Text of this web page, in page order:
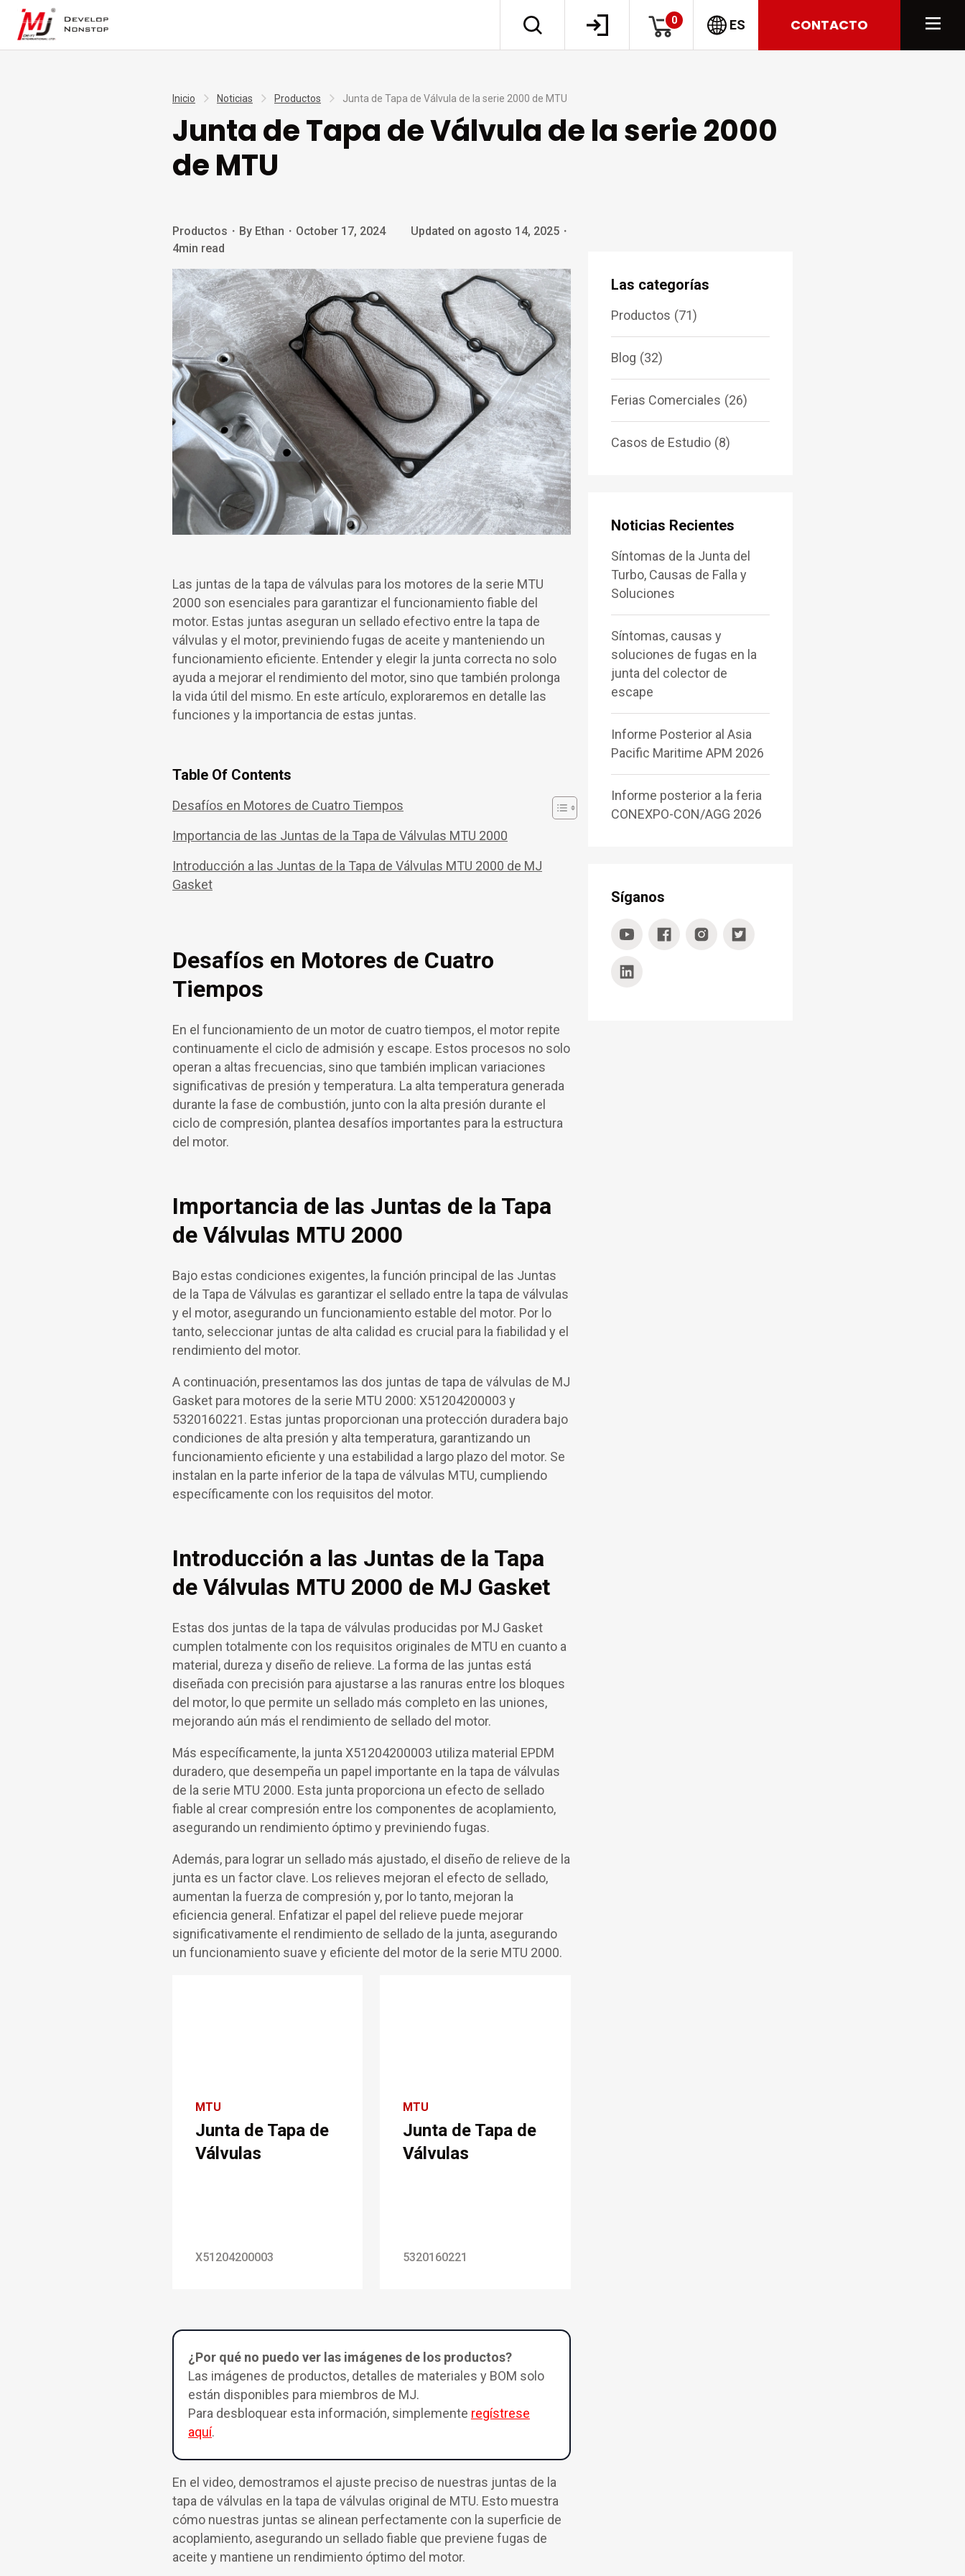
0 ES CONTACTO
Inicio Noticias Productos Junta de Tapa de Válvula de la serie 2000 de MTU
Junta de Tapa de Válvula de la serie 2000
de MTU
Productos ・ By Ethan ・ October 17, 2024 Updated on agosto 14, 2025・
4min read
Las juntas de la tapa de válvulas para los motores de la serie MTU
2000 son esenciales para garantizar el funcionamiento fiable del
motor. Estas juntas aseguran un sellado efectivo entre la tapa de
válvulas y el motor, previniendo fugas de aceite y manteniendo un
funcionamiento eficiente. Entender y elegir la junta correcta no solo
ayuda a mejorar el rendimiento del motor, sino que también prolonga
la vida útil del mismo. En este artículo, exploraremos en detalle las
funciones y la importancia de estas juntas.
Table Of Contents
Desafíos en Motores de Cuatro Tiempos
Importancia de las Juntas de la Tapa de Válvulas MTU 2000
Introducción a las Juntas de la Tapa de Válvulas MTU 2000 de MJ
Gasket
Desafíos en Motores de Cuatro
Tiempos
En el funcionamiento de un motor de cuatro tiempos, el motor repite
continuamente el ciclo de admisión y escape. Estos procesos no solo
operan a altas frecuencias, sino que también implican variaciones
significativas de presión y temperatura. La alta temperatura generada
durante la fase de combustión, junto con la alta presión durante el
ciclo de compresión, plantea desafíos importantes para la estructura
del motor.
Importancia de las Juntas de la Tapa
de Válvulas MTU 2000
Bajo estas condiciones exigentes, la función principal de las Juntas
de la Tapa de Válvulas es garantizar el sellado entre la tapa de válvulas
y el motor, asegurando un funcionamiento estable del motor. Por lo
tanto, seleccionar juntas de alta calidad es crucial para la fiabilidad y el
rendimiento del motor.
A continuación, presentamos las dos juntas de tapa de válvulas de MJ
Gasket para motores de la serie MTU 2000: X51204200003 y
5320160221. Estas juntas proporcionan una protección duradera bajo
condiciones de alta presión y alta temperatura, garantizando un
funcionamiento eficiente y una estabilidad a largo plazo del motor. Se
instalan en la parte inferior de la tapa de válvulas MTU, cumpliendo
específicamente con los requisitos del motor.
Introducción a las Juntas de la Tapa
de Válvulas MTU 2000 de MJ Gasket
Estas dos juntas de la tapa de válvulas producidas por MJ Gasket
cumplen totalmente con los requisitos originales de MTU en cuanto a
material, dureza y diseño de relieve. La forma de las juntas está
diseñada con precisión para ajustarse a las ranuras entre los bloques
del motor, lo que permite un sellado más completo en las uniones,
mejorando aún más el rendimiento de sellado del motor.
Más específicamente, la junta X51204200003 utiliza material EPDM
duradero, que desempeña un papel importante en la tapa de válvulas
de la serie MTU 2000. Esta junta proporciona un efecto de sellado
fiable al crear compresión entre los componentes de acoplamiento,
asegurando un rendimiento óptimo y previniendo fugas.
Además, para lograr un sellado más ajustado, el diseño de relieve de la
junta es un factor clave. Los relieves mejoran el efecto de sellado,
aumentan la fuerza de compresión y, por lo tanto, mejoran la
eficiencia general. Enfatizar el papel del relieve puede mejorar
significativamente el rendimiento de sellado de la junta, asegurando
un funcionamiento suave y eficiente del motor de la serie MTU 2000.
MTU
Junta de Tapa de
Válvulas
X51204200003
MTU
Junta de Tapa de
Válvulas
5320160221
¿Por qué no puedo ver las imágenes de los productos?
Las imágenes de productos, detalles de materiales y BOM solo
están disponibles para miembros de MJ.
Para desbloquear esta información, simplemente regístrese
aquí.
En el video, demostramos el ajuste preciso de nuestras juntas de la
tapa de válvulas en la tapa de válvulas original de MTU. Esto muestra
cómo nuestras juntas se alinean perfectamente con la superficie de
acoplamiento, asegurando un sellado fiable que previene fugas de
aceite y mantiene un rendimiento óptimo del motor.
Las categorías
Productos (71)
Blog (32)
Ferias Comerciales (26)
Casos de Estudio (8)
Noticias Recientes
Síntomas de la Junta del
Turbo, Causas de Falla y
Soluciones
Síntomas, causas y
soluciones de fugas en la
junta del colector de
escape
Informe Posterior al Asia
Pacific Maritime APM 2026
Informe posterior a la feria
CONEXPO-CON/AGG 2026
Síganos